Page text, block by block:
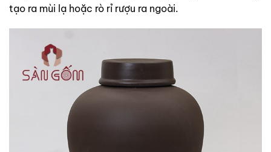
tạo ra mùi lạ hoặc rò rỉ rượu ra ngoài.